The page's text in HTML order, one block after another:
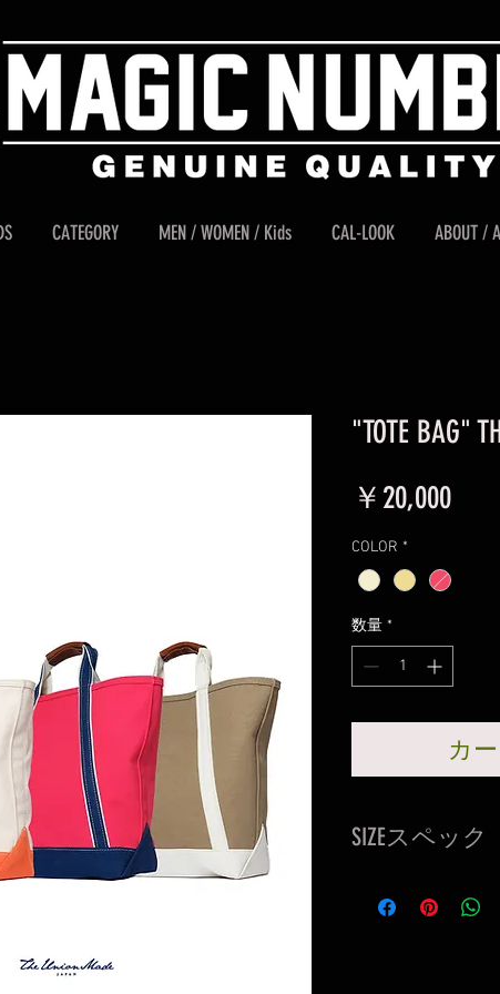
CATEGORY MEN / WOMEN / Kids CAL-LOOK ABOUT /
"TOTE BAG"
￥20,000価
COLOR *
数量 *
カ
SIZEスペック
16cm（持ち手部